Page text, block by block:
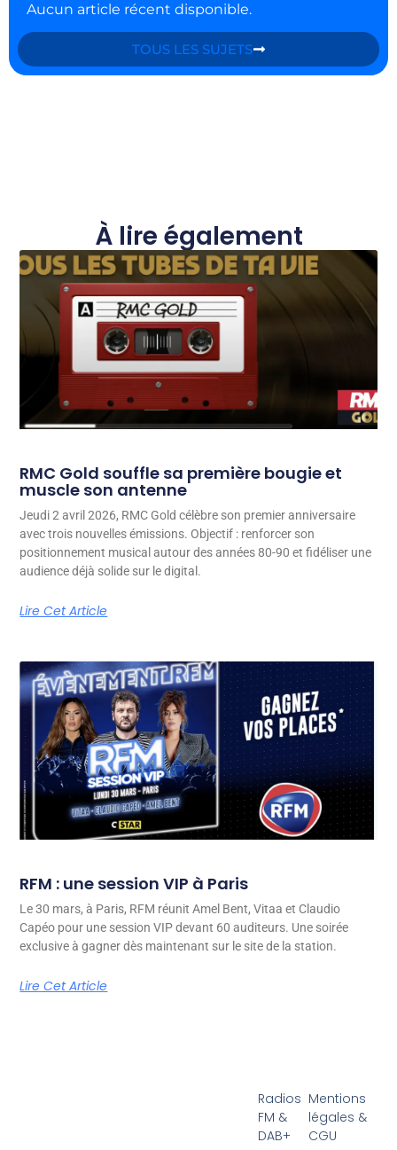
Aucun article récent disponible.
TOUS LES SUJETS
À lire également
RMC Gold souffle sa première bougie et
muscle son antenne
Jeudi 2 avril 2026, RMC Gold célèbre son premier anniversaire
avec trois nouvelles émissions. Objectif : renforcer son
positionnement musical autour des années 80-90 et fidéliser une
audience déjà solide sur le digital.
Lire Cet Article
RFM : une session VIP à Paris
Le 30 mars, à Paris, RFM réunit Amel Bent, Vitaa et Claudio
Capéo pour une session VIP devant 60 auditeurs. Une soirée
exclusive à gagner dès maintenant sur le site de la station.
Lire Cet Article
Radios
FM &
DAB+
Mentions
légales &
CGU